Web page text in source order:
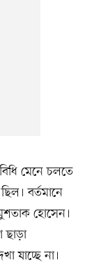
মেনে চলতে
বর্তমানে
হোসেন।
ছাড়া
যাচ্ছে না।